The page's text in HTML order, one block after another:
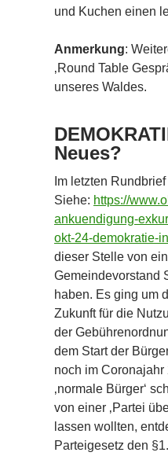
und Kuchen einen
Anmerkung:
‚Round Table
unseres Waldes.
Neues?
Im letzten Rundbrief
Siehe: https://
ankuendigung-
okt-24-demokratie-
dieser Stelle von
Gemeindevorstand
haben. Es ging um
Zukunft für die
der
dem Start der
noch im
‚normale Bürger‘
von einer ‚Partei
lassen wollten,
Parteigesetz den